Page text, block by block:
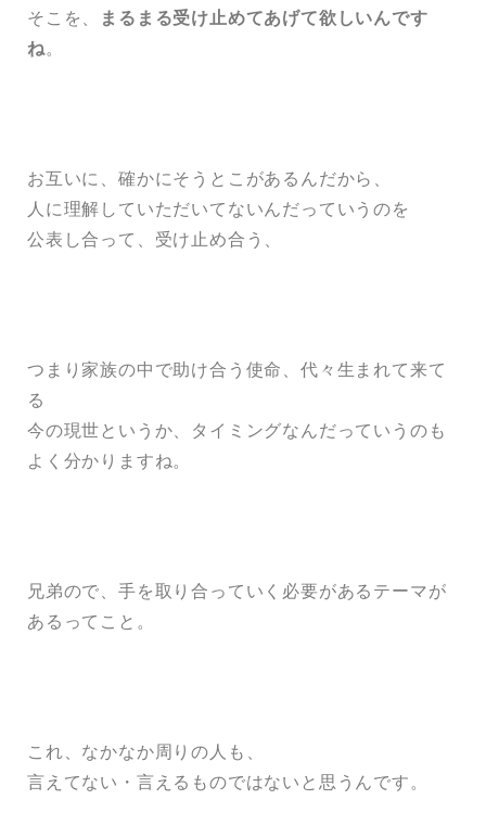
そこを、
まるまる受け止めてあげて欲しいんです
ね。
お互いに、確かにそうとこがあるんだから、
人に理解していただいてないんだっていうのを
公表し合って、受け止め合う、
つまり家族の中で助け合う使命、代々生まれて来て
る
今の現世というか、タイミングなんだっていうのも
よく分かりますね。
兄弟ので、手を取り合っていく必要があるテーマが
あるってこと。
これ、なかなか周りの人も、
言えてない・言えるものではないと思うんです。